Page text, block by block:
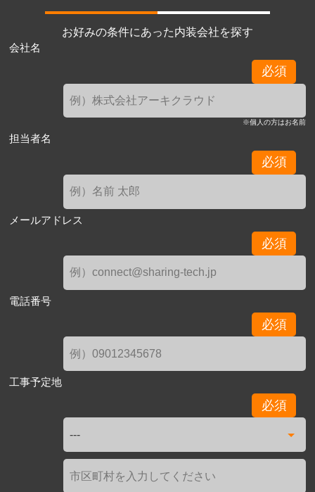
お好みの条件にあった内装会社を探す
会社名
必須
※個人の方はお名前
担当者名
必須
メールアドレス
必須
電話番号
必須
工事予定地
必須